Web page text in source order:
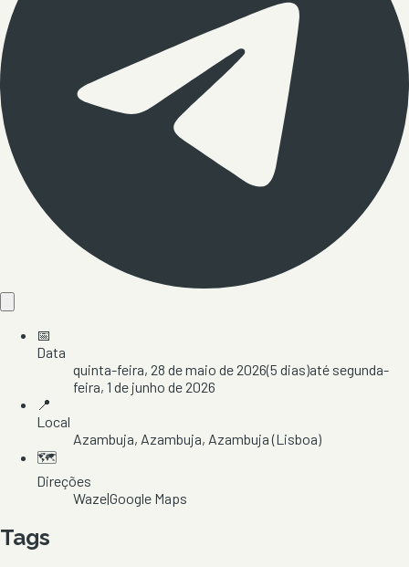
📅
Data
quinta-feira, 28 de maio de 2026(5 dias)até segunda-
feira, 1 de junho de 2026
📍
Local
Azambuja, Azambuja, Azambuja(Lisboa)
🗺️
Direções
Waze|Google Maps
Tags